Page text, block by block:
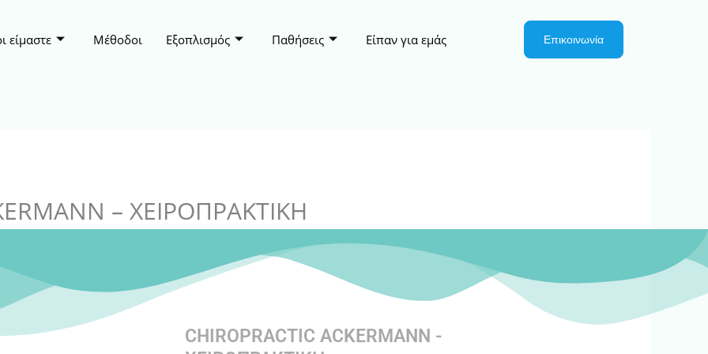
είμαστε Μέθοδοι Εξοπλισμός Παθήσεις Είπαν για εμάς Επικοινωνία
– ΧΕΙΡΟΠΡΑΚΤΙΚΗ
CHIROPRACTIC ACKERMANN -